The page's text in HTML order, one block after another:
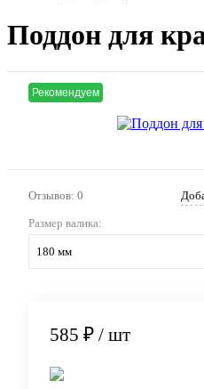
Поддон для
Рекомендуем
Отзывов: 0
Размер валика:
180 мм
585 ₽ / шт